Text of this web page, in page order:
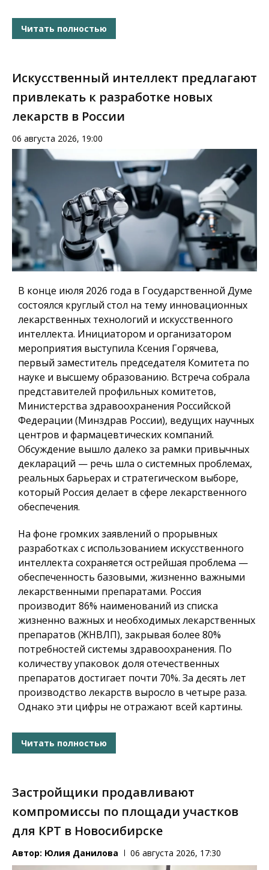
Читать полностью
Искусственный интеллект предлагают
привлекать к разработке новых
лекарств в России
06 августа 2026, 19:00
В конце июля 2026 года в Государственной Думе
состоялся круглый стол на тему инновационных
лекарственных технологий и искусственного
интеллекта. Инициатором и организатором
мероприятия выступила Ксения Горячева,
первый заместитель председателя Комитета по
науке и высшему образованию. Встреча собрала
представителей профильных комитетов,
Министерства здравоохранения Российской
Федерации (Минздрав России), ведущих научных
центров и фармацевтических компаний.
Обсуждение вышло далеко за рамки привычных
деклараций — речь шла о системных проблемах,
реальных барьерах и стратегическом выборе,
который Россия делает в сфере лекарственного
обеспечения.
На фоне громких заявлений о прорывных
разработках с использованием искусственного
интеллекта сохраняется острейшая проблема —
обеспеченность базовыми, жизненно важными
лекарственными препаратами. Россия
производит 86% наименований из списка
жизненно важных и необходимых лекарственных
препаратов (ЖНВЛП), закрывая более 80%
потребностей системы здравоохранения. По
количеству упаковок доля отечественных
препаратов достигает почти 70%. За десять лет
производство лекарств выросло в четыре раза.
Однако эти цифры не отражают всей картины.
Читать полностью
Застройщики продавливают
компромиссы по площади участков
для КРТ в Новосибирске
Автор: Юлия Данилова 06 августа 2026, 17:30